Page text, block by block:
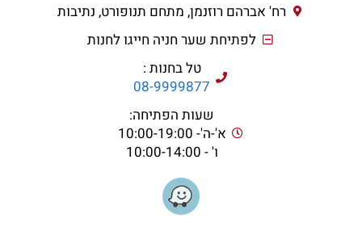
רח' אברהם רוזנמן, מתחם תנופורט, נתיבות
לפתיחת שער חניה חייגו לחנות
טל בחנות :
08-9999877
שעות הפתיחה:
א'-ה'- 10:00-19:00
ו' - 10:00-14:00